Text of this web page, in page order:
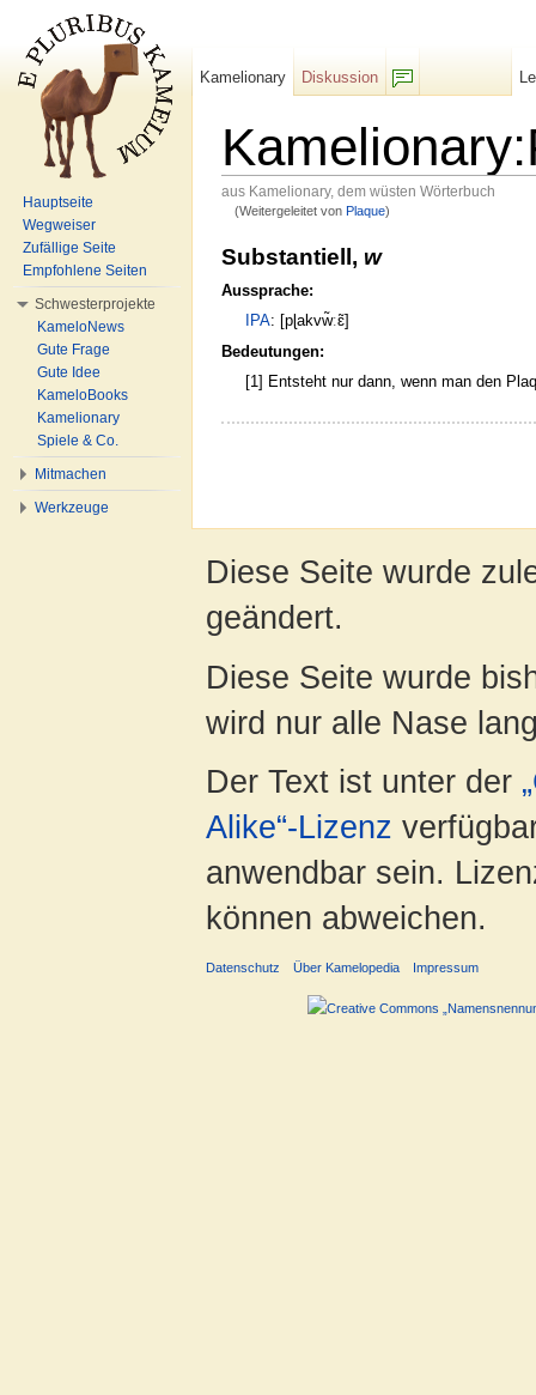
aus Kamelionary, dem wüsten Wörterbuch
(Weitergeleitet von Plaque)
Substantiell, w
Aussprache:
IPA: [pɭakvw̃ːɛ̃]
Bedeutungen:
[1] Entsteht nur dann, wenn man den
Kamelionary
Diskussion
Hauptseite
Wegweiser
Zufällige Seite
Empfohlene Seiten
Schwesterprojekte
KameloNews
Gute Frage
Gute Idee
KameloBooks
Kamelionary
Spiele & Co.
Mitmachen
Werkzeuge
Diese Seite wurde
geändert.
Diese Seite wurde
wird nur alle Nase
Der Text ist unter der
Alike“-Lizenz
anwendbar sein.
können abweichen.
Datenschutz Über Kamelopedia Impressum